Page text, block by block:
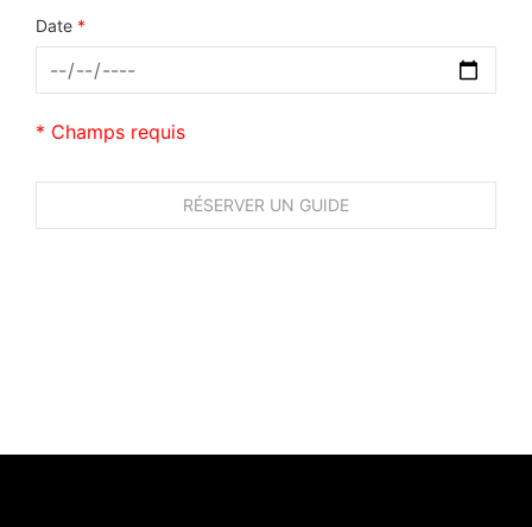
Date *
* Champs requis